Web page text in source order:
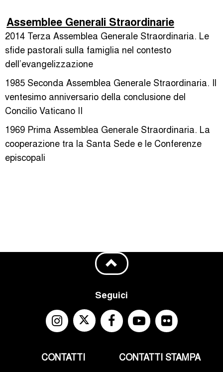
Assemblee Generali Straordinarie
2014 Terza Assemblea Generale Straordinaria. Le
sfide pastorali sulla famiglia nel contesto
dell’evangelizzazione
1985 Seconda Assemblea Generale Straordinaria. Il
ventesimo anniversario della conclusione del
Concilio Vaticano II
1969 Prima Assemblea Generale Straordinaria. La
cooperazione tra la Santa Sede e le Conferenze
episcopali
Seguici
CONTATTI CONTATTI STAMPA